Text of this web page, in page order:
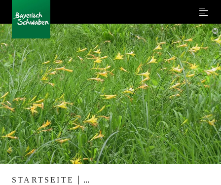
Menu
STARTSEITE ...
©